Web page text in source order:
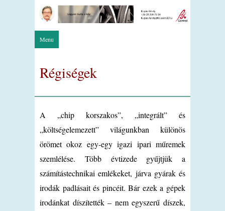
Menu
Régiségek
A „chip korszakos”, „integrált” és
„költségelemezett” világunkban különös
örömet okoz egy-egy igazi ipari műremek
szemlélése. Több évtizede gyűjtjük a
számítástechnikai emlékeket, járva gyárak és
irodák padlásait és pincéit. Bár ezek a gépek
irodánkat díszítették – nem egyszerű díszek,